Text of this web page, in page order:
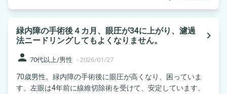
緑内障の手術後４カ月、眼圧が34に上がり、濾過
法ニードリングしてもよくなりません。
navigate_next
person 70代以上/男性 - 2026/01/27
70歳男性。緑内障の手術後に眼圧が高くなり、困っていま
す。左眼は4年前に線維切除術を受けて、安定しています。